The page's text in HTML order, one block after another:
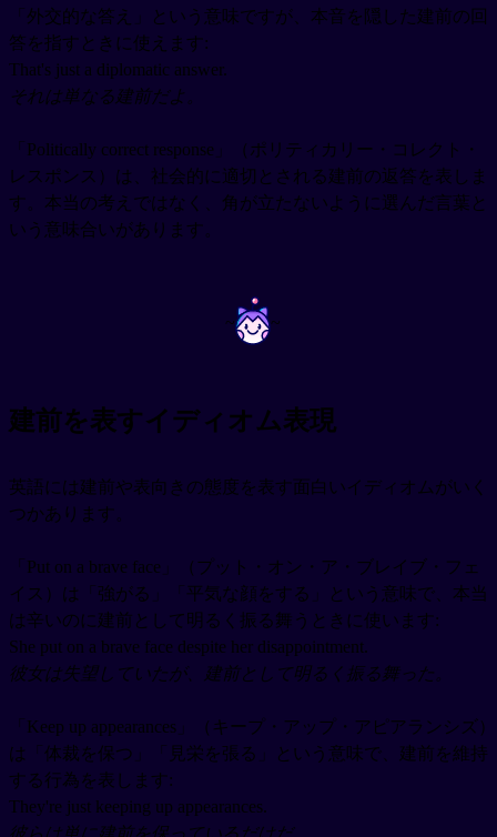
「外交的な答え」という意味ですが、本音を隠した建前の回
答を指すときに使えます:
That's just a diplomatic answer.
それは単なる建前だよ。
「Politically correct response」（ポリティカリー・コレクト・
レスポンス）は、社会的に適切とされる建前の返答を表しま
す。本当の考えではなく、角が立たないように選んだ言葉と
いう意味合いがあります。
~ ~
建前を表すイディオム表現
英語には建前や表向きの態度を表す面白いイディオムがいく
つかあります。
「Put on a brave face」（プット・オン・ア・ブレイブ・フェ
イス）は「強がる」「平気な顔をする」という意味で、本当
は辛いのに建前として明るく振る舞うときに使います:
She put on a brave face despite her disappointment.
彼女は失望していたが、建前として明るく振る舞った。
「Keep up appearances」（キープ・アップ・アピアランシズ）
は「体裁を保つ」「見栄を張る」という意味で、建前を維持
する行為を表します:
They're just keeping up appearances.
彼らは単に建前を保っているだけだ。